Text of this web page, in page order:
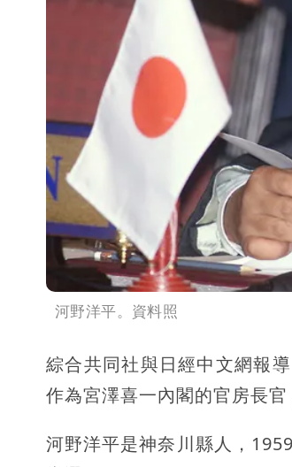
河野洋平。資料照
綜合共同社與日經中文網報
作為宮澤喜一內閣的官房長
河野洋平是神奈川縣人，